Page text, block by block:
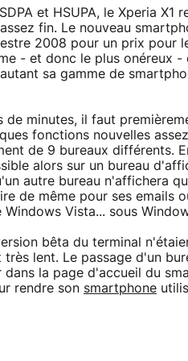
et HSUPA, le Xperia
fin. Le nouveau
2008 pour un prix pour
- et donc le plus onéreux -
sa gamme de
de minutes, il faut
fonctions nouvelles
de 9 bureaux différents.
alors sur un bureau
autre bureau n'affichera
de même pour ses emails
Vista... sous
bêta du terminal
lent. Le passage d'un
la page d'accueil du
rendre son smartphone